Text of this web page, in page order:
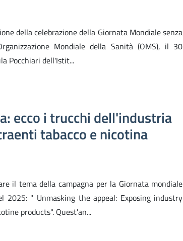
della celebrazione della Giornata Mondiale senza
Mondiale della Sanità (OMS), il 30
Pocchiari dell'Istit...
ecco i trucchi dell'industria
tabacco e nicotina
il tema della campagna per la Giornata mondiale
2025: " Unmasking the appeal: Exposing industry
products". Quest'an...